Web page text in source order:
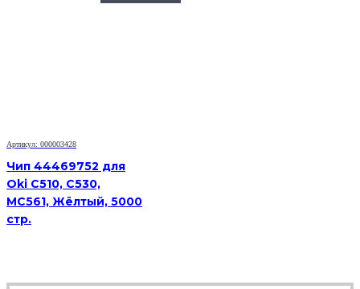
Артикул: 000003428
Чип 44469752 для
Oki C510, C530,
MC561, Жёлтый, 5000
стр.